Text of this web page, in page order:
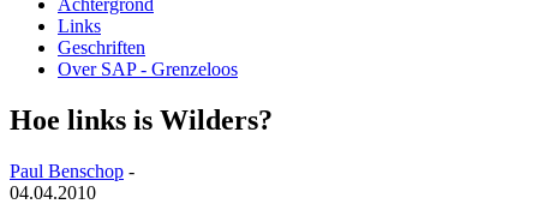
Achtergrond
Links
Geschriften
Over SAP - Grenzeloos
Hoe links is Wilders?
Paul Benschop -
04.04.2010